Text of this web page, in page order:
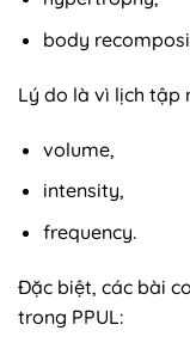
body
Lý do là vì lịch tập
volume,
intensity,
frequency.
Đặc biệt, các bài
trong PPUL: